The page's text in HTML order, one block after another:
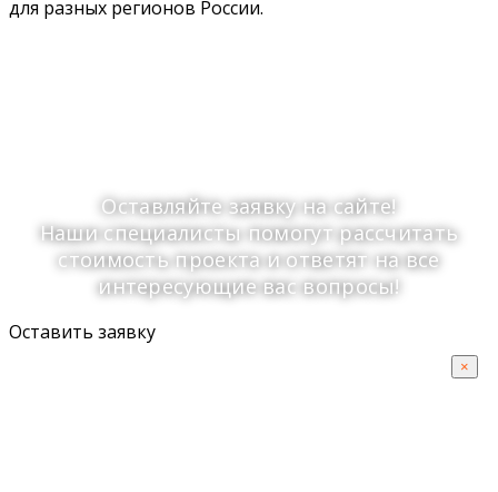
для разных регионов России.
Оставляйте заявку на сайте!
Наши специалисты помогут рассчитать
стоимость проекта и ответят на все
интересующие вас вопросы!
Оставить заявку
×